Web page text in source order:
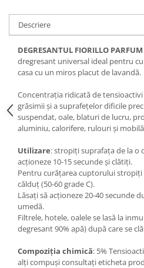
Descriere
DEGRESANTUL FIORILLO
dregresant universal ideal pentru
casa cu un miros placut de lavandă.
Concentrația ridicată de
grăsimii și a suprafețelor dificile
suspendat, oale, blaturi de lucru,
aluminiu, calorifere, rulouri și
Utilizare: stropiți suprafața de la o
acționeze 10-15 secunde și clătiți.
Pentru curățarea cuptorului stropiți
călduț (50-60 grade C).
Lăsați să acționeze 20-40 secunde
umedă.
Filtrele, hotele, oalele se lasă la
degresant 90% apă) după care se
Compoziția chimică: 5%
alți compuși consultați eticheta